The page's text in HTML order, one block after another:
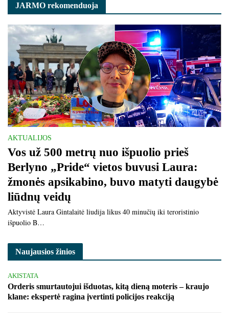
JARMO rekomenduoja
AKTUALIJOS
Vos už 500 metrų nuo išpuolio prieš
Berlyno „Pride“ vietos buvusi Laura:
žmonės apsikabino, buvo matyti daugybė
liūdnų veidų
Aktyvistė Laura Gintalaitė liudija likus 40 minučių iki teroristinio
išpuolio B…
Naujausios žinios
AKISTATA
Orderis smurtautojui išduotas, kitą dieną moteris – kraujo
klane: ekspertė ragina įvertinti policijos reakciją